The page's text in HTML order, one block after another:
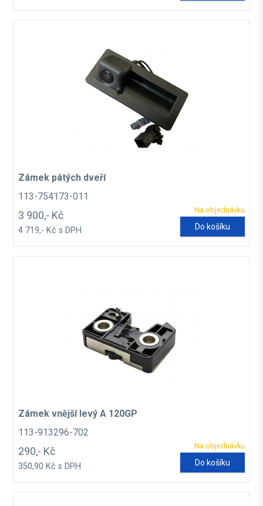
Zámek pátých dveří
113-754173-011
Na objednávku
3 900,- Kč
4 719,- Kč s DPH Do košíku
Zámek vnější levý A 120GP
113-913296-702
Na objednávku
290,- Kč
350,90 Kč s DPH Do košíku